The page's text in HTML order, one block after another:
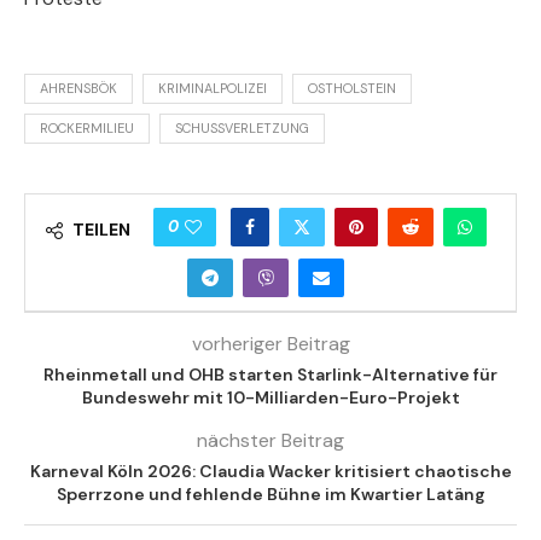
AHRENSBÖK KRIMINALPOLIZEI OSTHOLSTEIN
ROCKERMILIEU SCHUSSVERLETZUNG
TEILEN 0
vorheriger Beitrag
Rheinmetall und OHB starten Starlink-Alternative für
Bundeswehr mit 10-Milliarden-Euro-Projekt
nächster Beitrag
Karneval Köln 2026: Claudia Wacker kritisiert chaotische
Sperrzone und fehlende Bühne im Kwartier Latäng